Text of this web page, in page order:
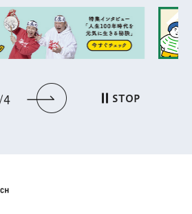
前のスライドを表示
4 次のスライドを表
STOP